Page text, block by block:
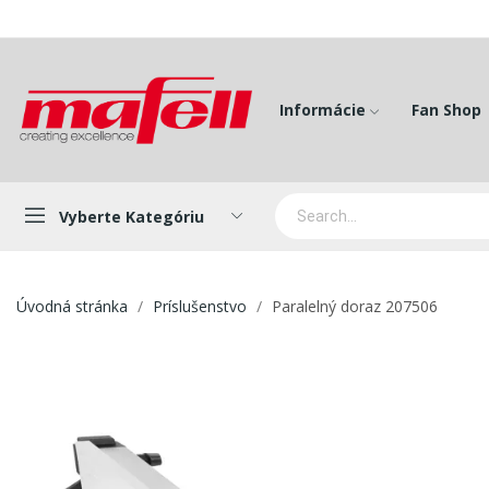
Informácie Fan Shop
Vyberte Kategóriu
Úvodná stránka Príslušenstvo Paralelný doraz 207506